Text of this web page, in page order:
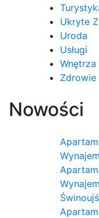
Ukryte
Uroda
Usługi
Wnętrza
Zdrowie
Nowości